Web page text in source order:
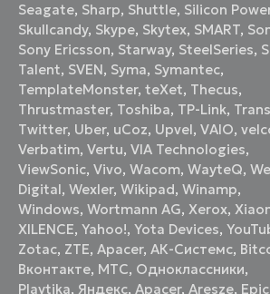
Seagate, Sharp, Shuttle, Silicon
Skullcandy, Skype, Skytex, SMART,
Sony Ericsson, Starway, SteelSeries,
Talent, SVEN, Syma, Symantec,
TemplateMonster,teXet, Thecus,
Thrustmaster, Toshiba, TP-Link,
Twitter, Uber, uCoz, Upvel,VAIO,
Verbatim,Vertu,VIA Technologies,
ViewSonic,Vivo,Wacom,WayteQ,
Digital,Wexler,Wikipad,Winamp,
Windows,Wortmann AG,Xerox,
XILENCE,Yahoo!,Yota Devices,
Zotac, ZTE,Аpacer,АК-Системс,
Вконтакте, МТС, Одноклассники,
Playtika, Яндекс,Apacer,Aresze, Epic